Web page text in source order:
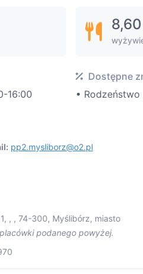
8,60
16:00
Dostępne
•
pp2.mysliborz@o2.pl
, , 74-300, Myślibórz, miasto
podanego powyżej.